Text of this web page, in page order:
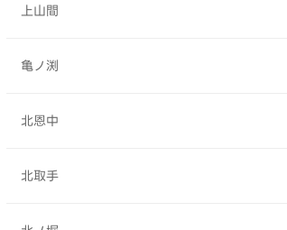
上山間
亀ノ渕
北恩中
北取手